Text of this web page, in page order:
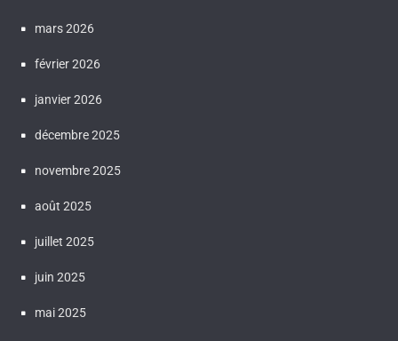
mars 2026
février 2026
janvier 2026
décembre 2025
novembre 2025
août 2025
juillet 2025
juin 2025
mai 2025